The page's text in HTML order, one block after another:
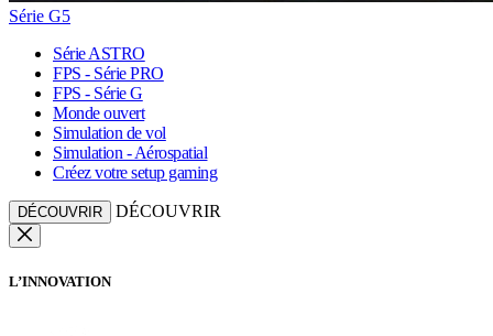
Série G5
Série ASTRO
FPS - Série PRO
FPS - Série G
Monde ouvert
Simulation de vol
Simulation - Aérospatial
Créez votre setup gaming
DÉCOUVRIR DÉCOUVRIR
L’INNOVATION